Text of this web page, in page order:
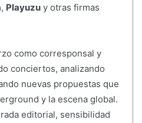
, Playuzuy otras firmas
como corresponsal y
conciertos, analizando
nuevas propuestas que
y la escena global.
editorial, sensibilidad